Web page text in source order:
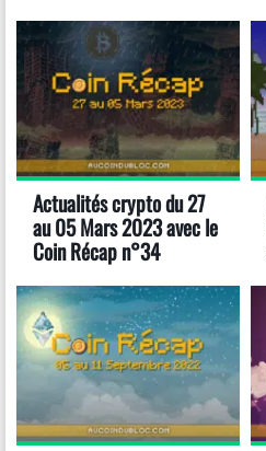
Actualités crypto du 27
au 05 Mars 2023 avec le
Coin Récap n°34